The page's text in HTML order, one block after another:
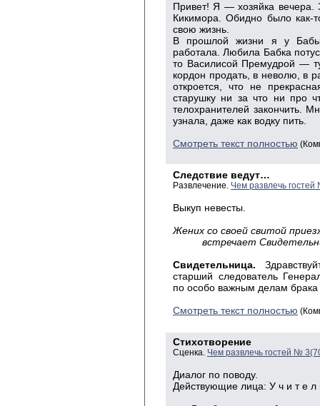
Привет! Я — хозяйка вечера.
Кикимора. Обидно было
свою жизнь.
В прошлой жизни я у Бабы
работала. Любила Бабка
то Василисой Премудрой —
кордон продать, в неволю, в
откроется, что не
старушку ни за что ни про
телохранителей закончить.
узнала, даже как водку пить.
Смотреть текст полностью
Следствие ведут…
Развлечение. Чем развлечь
Выкуп невесты.
Жених со своей свитой
встречает
Свидетельница.
старший следователь
по особо важным делам
Смотреть текст полностью
Стихотворение
Сценка. Чем развлечь гостей №
Диалог по поводу.
Действующие лица: У ч и т е л